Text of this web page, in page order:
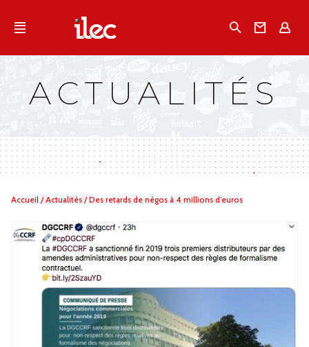
Qu'est-ce que l’Ilec
Campagnes multimarques
ACTUALITÉS
Vous
Accueil /Actualités /Des retards de négos à 4 millions d’euros